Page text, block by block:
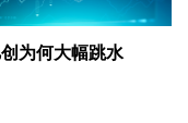
为何大幅跳水